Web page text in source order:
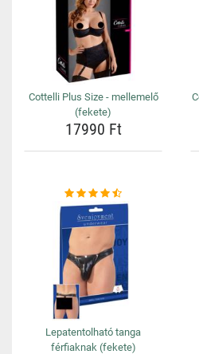
Cottelli Plus Size - mellemelő
(fekete)
17990 Ft
Lepatentolható tanga
férfiaknak (fekete)